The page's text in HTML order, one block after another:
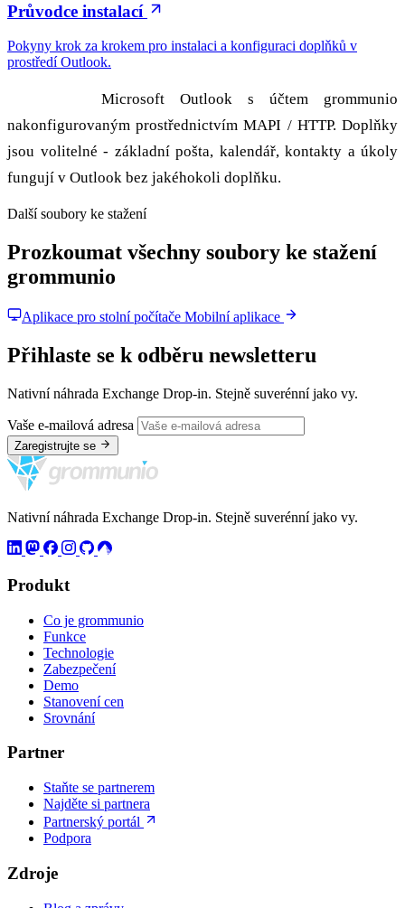
Průvodce instalací
Pokyny krok za krokem pro instalaci a konfiguraci doplňků v
prostředí Outlook.
Microsoft Outlook s účtem grommunio
nakonfigurovaným prostřednictvím MAPI / HTTP. Doplňky
jsou volitelné - základní pošta, kalendář, kontakty a úkoly
fungují v Outlook bez jakéhokoli doplňku.
Další soubory ke stažení
Prozkoumat všechny soubory ke stažení
grommunio
Aplikace pro stolní počítače Mobilní aplikace
Přihlaste se k odběru newsletteru
Nativní náhrada Exchange Drop-in. Stejně suverénní jako vy.
Vaše e-mailová adresa
Zaregistrujte se
Nativní náhrada Exchange Drop-in. Stejně suverénní jako vy.
Produkt
Co je grommunio
Funkce
Technologie
Zabezpečení
Demo
Stanovení cen
Srovnání
Partner
Staňte se partnerem
Najděte si partnera
Partnerský portál
Podpora
Zdroje